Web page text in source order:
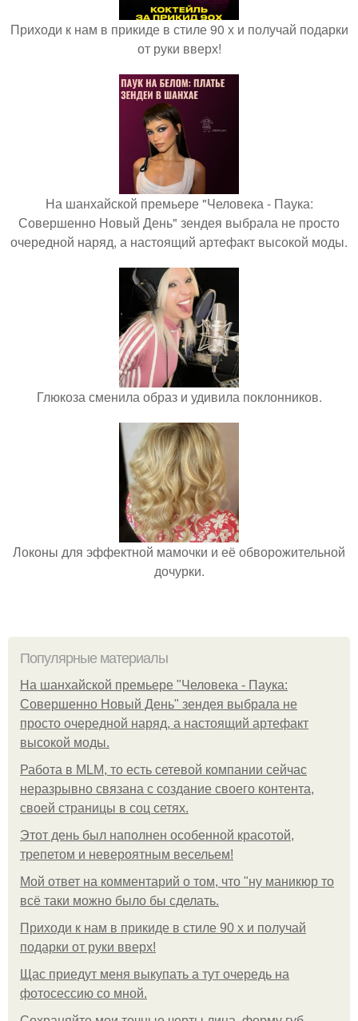
Приходи к нам в прикиде в стиле 90 х и получай подарки
от руки вверх!
На шанхайской премьере "Человека - Паука:
Совершенно Новый День" зендея выбрала не просто
очередной наряд, а настоящий артефакт высокой моды.
Глюкоза сменила образ и удивила поклонников.
Локоны для эффектной мамочки и её обворожительной
дочурки.
Популярные материалы
На шанхайской премьере "Человека - Паука:
Совершенно Новый День" зендея выбрала не
просто очередной наряд, а настоящий артефакт
высокой моды.
Работа в MLM, то есть сетевой компании сейчас
неразрывно связана с создание своего контента,
своей страницы в соц сетях.
Этот день был наполнен особенной красотой,
трепетом и невероятным весельем!
Мой ответ на комментарий о том, что "ну маникюр то
всё таки можно было бы сделать.
Приходи к нам в прикиде в стиле 90 х и получай
подарки от руки вверх!
Щас приедут меня выкупать а тут очередь на
фотосессию со мной.